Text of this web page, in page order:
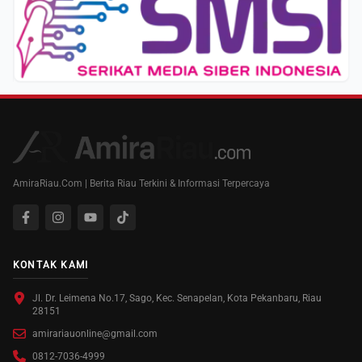
AmiraRiau.Com | Berita Riau Terkini & Informasi Terpercaya
KONTAK KAMI
Jl. Dr. Leimena No.17, Sago, Kec. Senapelan, Kota Pekanbaru, Riau
28151
amirariauonline@gmail.com
0812-7036-4999